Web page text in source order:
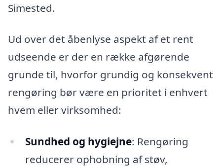
Simested.
Ud over det åbenlyse aspekt af et rent
udseende er der en række afgørende
grunde til, hvorfor grundig og konsekvent
rengøring bør være en prioritet i enhvert
hvem eller virksomhed:
Sundhed og hygiejne: Rengøring
reducerer ophobning af støv,